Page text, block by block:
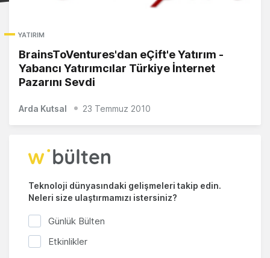
YATIRIM
BrainsToVentures'dan eÇift'e Yatırım -
Yabancı Yatırımcılar Türkiye İnternet
Pazarını Sevdi
Arda Kutsal 23 Temmuz 2010
Teknoloji dünyasındaki gelişmeleri takip edin.
Neleri size ulaştırmamızı istersiniz?
Günlük Bülten
Etkinlikler